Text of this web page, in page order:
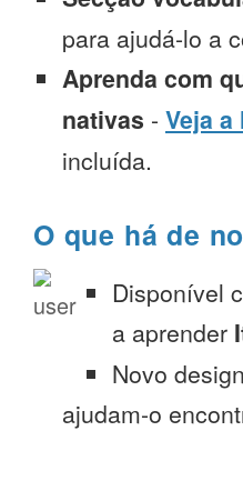
para ajudá-lo a
Aprenda com
nativas - Veja a
incluída.
O que há de
Disponível
a aprender
Novo
ajudam-o